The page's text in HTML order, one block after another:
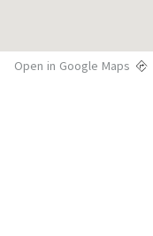
Open in Google Maps